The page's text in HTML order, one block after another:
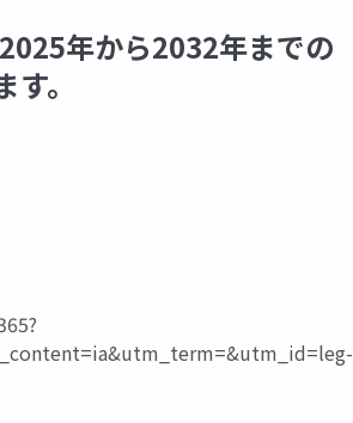
年から2032年までの
。